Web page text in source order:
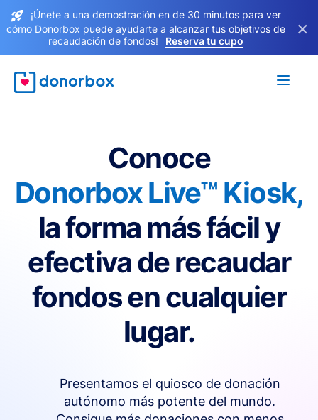
¡Únete a una demostración en de 30 minutos para ver
cómo Donorbox puede ayudarte a alcanzar tus objetivos de
recaudación de fondos!
Reserva tu cupo
×
Conoce
Donorbox Live™ Kiosk,
la forma más fácil y
efectiva de recaudar
fondos en cualquier
lugar.
Presentamos el quiosco de donación
autónomo más potente del mundo.